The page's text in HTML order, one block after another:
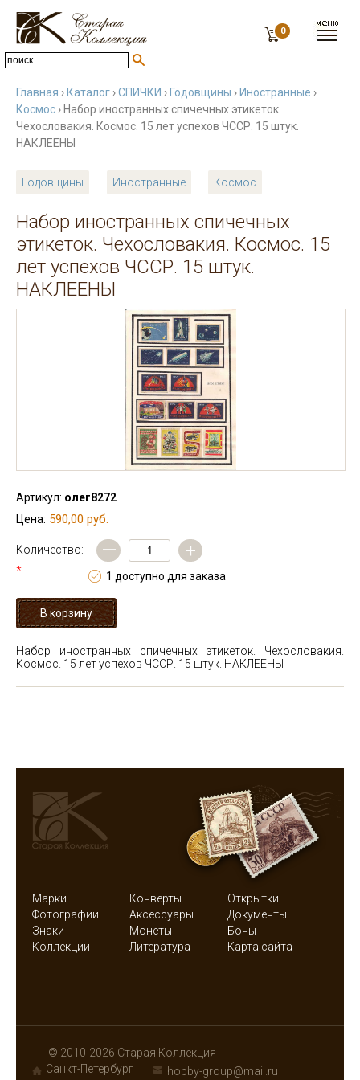
0
Главная › Каталог ›СПИЧКИ › Годовщины › Иностранные ›
Космос › Набор иностранных спичечных этикеток.
Чехословакия. Космос. 15 лет успехов ЧССР. 15 штук.
НАКЛЕЕНЫ
Годовщины Иностранные Космос
Набор иностранных спичечных
этикеток. Чехословакия. Космос. 15
лет успехов ЧССР. 15 штук.
НАКЛЕЕНЫ
Артикул: олег8272
Цена: 590,00 руб.
Количество:
*
— +
1 доступно для заказа
Набор иностранных спичечных этикеток. Чехословакия.
Космос. 15 лет успехов ЧССР. 15 штук. НАКЛЕЕНЫ
Марки Конверты
Открытки
Фотографии
Аксессуары
Документы
Знаки
Монеты
Боны
Коллекции
Литература Карта сайта
© 2010-2026 Старая Коллекция
Санкт-Петербург
hobby-group@mail.ru